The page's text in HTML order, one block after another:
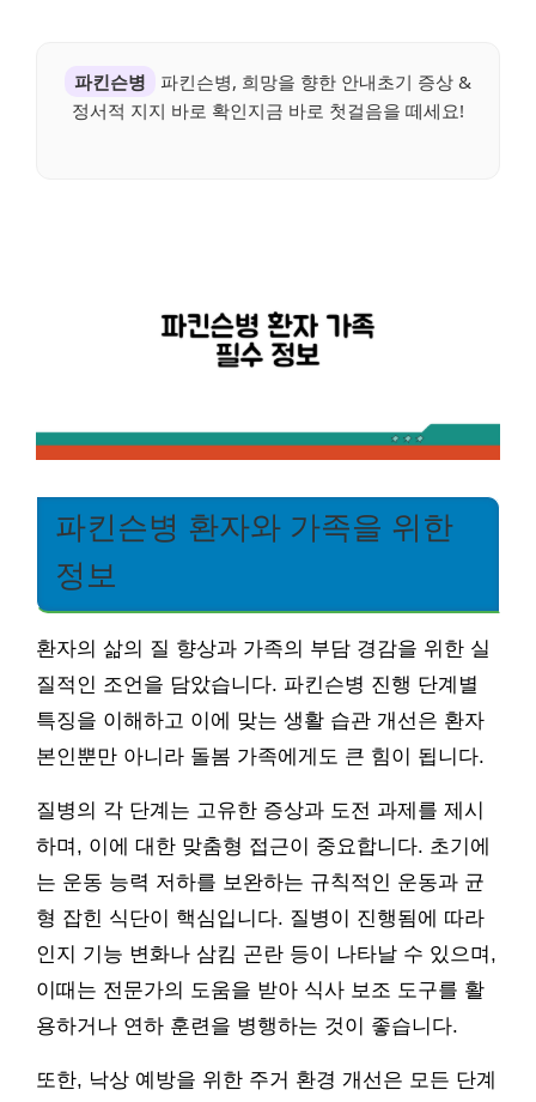
파킨슨병
파킨슨병, 희망을 향한 안내초기 증상 &
정서적 지지 바로 확인지금 바로 첫걸음을 떼세요!
파킨슨병 환자와 가족을 위한
정보
환자의 삶의 질 향상과 가족의 부담 경감을 위한 실
질적인 조언을 담았습니다. 파킨슨병 진행 단계별
특징을 이해하고 이에 맞는 생활 습관 개선은 환자
본인뿐만 아니라 돌봄 가족에게도 큰 힘이 됩니다.
질병의 각 단계는 고유한 증상과 도전 과제를 제시
하며, 이에 대한 맞춤형 접근이 중요합니다. 초기에
는 운동 능력 저하를 보완하는 규칙적인 운동과 균
형 잡힌 식단이 핵심입니다. 질병이 진행됨에 따라
인지 기능 변화나 삼킴 곤란 등이 나타날 수 있으며,
이때는 전문가의 도움을 받아 식사 보조 도구를 활
용하거나 연하 훈련을 병행하는 것이 좋습니다.
또한, 낙상 예방을 위한 주거 환경 개선은 모든 단계